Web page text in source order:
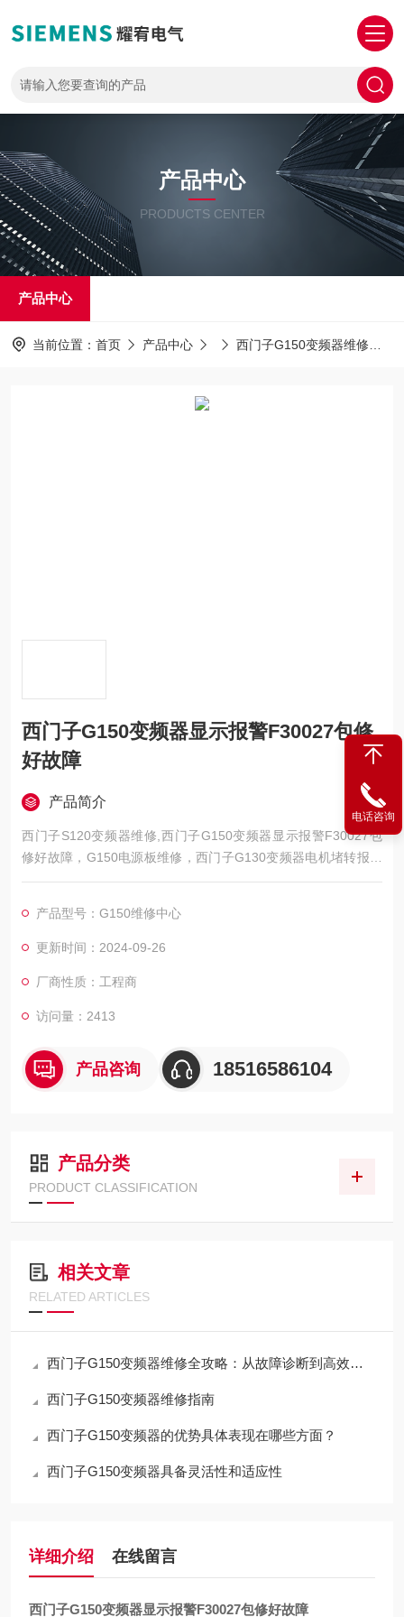
产品中心
PRODUCTS CENTER
产品中心
当前位置： 首页 产品中心 西门子G150变频器维修
西门子G150变频器显示报警F30027包修
好故障
产品简介
西门子S120变频器维修,西门子G150变频器显示报警F30027包
修好故障，G150电源板维修，西门子G130变频器电机堵转报警
维修，西门子G150报警790*，西门子G120变频器30021维修，
逆变器跳闸，西门子变频器A5E03915589通讯板销售，西门子回
馈整流装置A5E36717811销售，西门子G150模块IGBT短路维
产品型号：G150维修中心
更新时间：2024-09-26
厂商性质：工程商
访问量：2413
产品咨询 18516586104
产品分类
PRODUCT CLASSIFICATION
相关文章
RELATED ARTICLES
西门子G150变频器维修全攻略：从故障诊断到高效修复的实战指南
西门子G150变频器维修指南
西门子G150变频器的优势具体表现在哪些方面？
西门子G150变频器具备灵活性和适应性
详细介绍 在线留言
西门子G150变频器显示报警F30027包修好故障
电话咨询